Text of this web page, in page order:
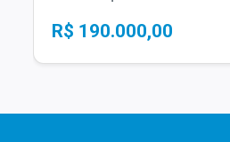
R$ 190.000,00